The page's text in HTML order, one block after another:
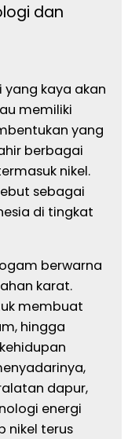
dan
yang kaya akan
memiliki
yang
berbagai
nikel.
sebagai
di tingkat
berwarna
karat.
membuat
hingga
dapur,
energi
nikel terus